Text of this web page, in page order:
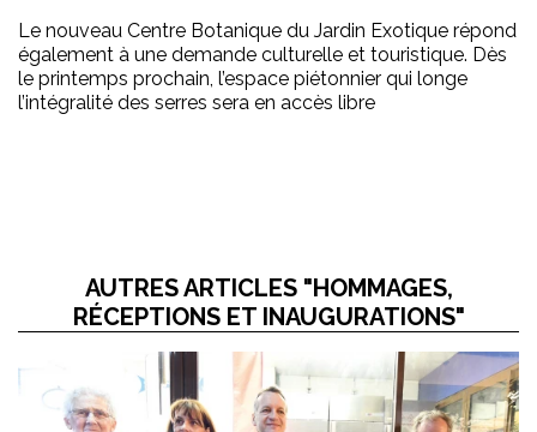
Le nouveau Centre Botanique du Jardin Exotique répond
également à une demande culturelle et touristique. Dès
le printemps prochain, l’espace piétonnier qui longe
l’intégralité des serres sera en accès libre
AUTRES ARTICLES "HOMMAGES,
RÉCEPTIONS ET INAUGURATIONS"